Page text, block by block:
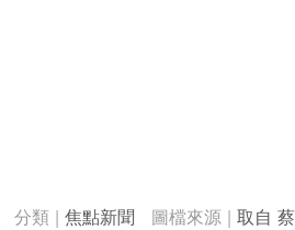
焦點新聞 取自